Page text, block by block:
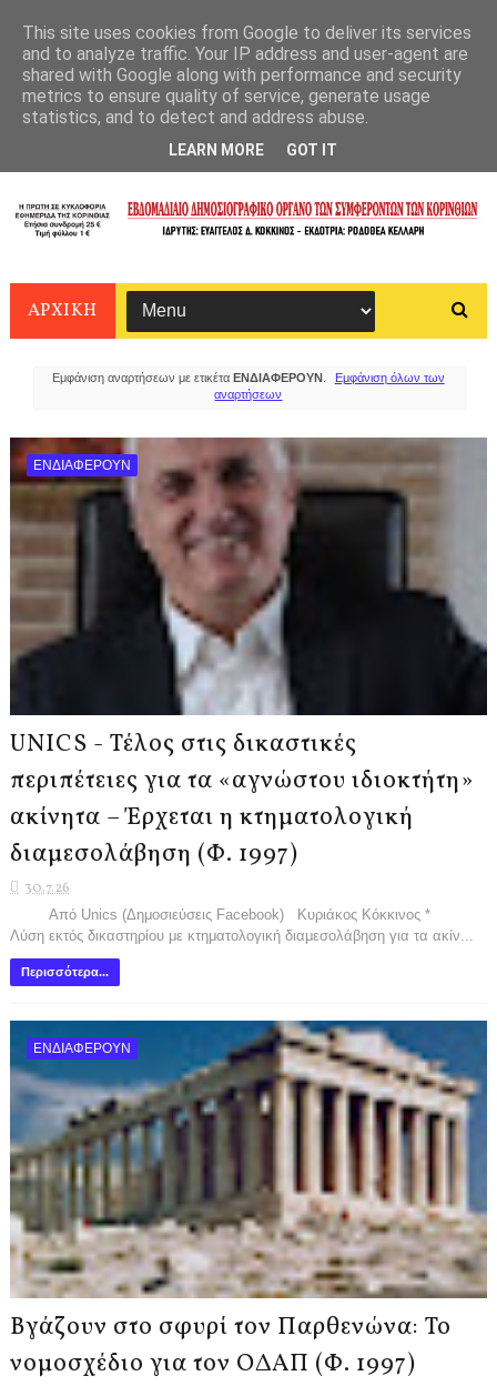
ΑΡΧΙΚΗ
Εμφάνιση αναρτήσεων με ετικέτα ΕΝΔΙΑΦΕΡΟΥΝ
Εμφάνιση όλων των
αναρτήσεων
ΕΝΔΙΑΦΕΡΟΥΝ
UNICS - Τέλος στις δικαστικές
περιπέτειες για τα «αγνώστου ιδιοκτήτη»
ακίνητα – Έρχεται η κτηματολογική
διαμεσολάβηση (Φ. 1997)
30.7.26
Από Unics (Δημοσιεύσεις Facebook) Κυριάκος Κόκκινος *
Λύση εκτός δικαστηρίου με κτηματολογική διαμεσολάβηση για τα ακίν...
Περισσότερα...
ΕΝΔΙΑΦΕΡΟΥΝ
Βγάζουν στο σφυρί τον Παρθενώνα: Το
νομοσχέδιο για τον ΟΔΑΠ (Φ. 1997)
This site uses cookies from Google to deliver its services
and to analyze traffic. Your IP address and user-agent are
shared with Google along with performance and security
metrics to ensure quality of service, generate usage
statistics, and to detect and address abuse.
LEARN MORE GOT IT